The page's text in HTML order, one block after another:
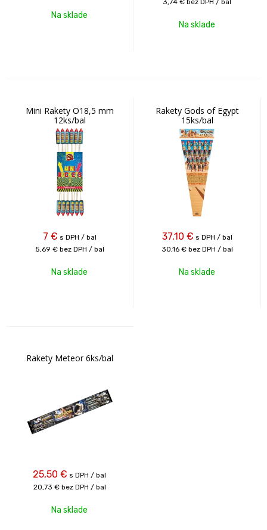
Na sklade
3,74 € bez DPH / bal
Na sklade
Mini Rakety O18,5 mm
12ks/bal
7 € s DPH / bal
5,69 € bez DPH / bal
Na sklade
Rakety Gods of Egypt
15ks/bal
37,10 € s DPH / bal
30,16 € bez DPH / bal
Na sklade
Rakety Meteor 6ks/bal
25,50 € s DPH / bal
20,73 € bez DPH / bal
Na sklade